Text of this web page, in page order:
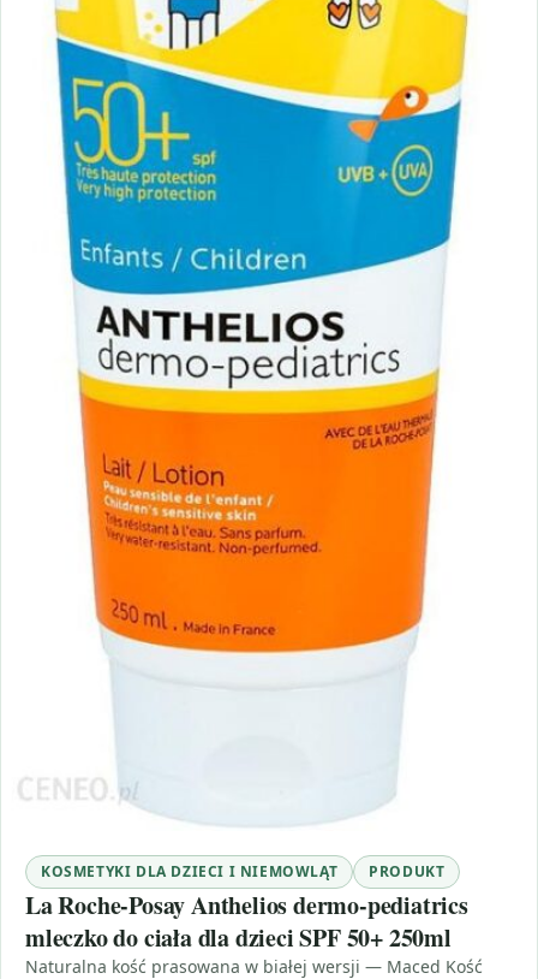
KOSMETYKI DLA DZIECI I NIEMOWLĄT PRODUKT
La Roche-Posay Anthelios dermo-pediatrics
mleczko do ciała dla dzieci SPF 50+ 250ml
Naturalna kość prasowana w białej wersji — Maced Kość